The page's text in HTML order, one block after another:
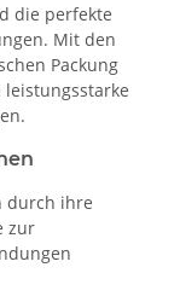
die perfekte
Mit den
Packung
durch ihre
zur